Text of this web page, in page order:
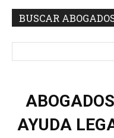
BUSCAR
AYUDA